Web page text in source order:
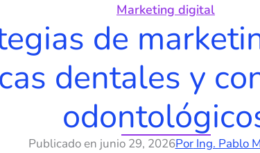
Marketing digital
de
dentales y
Publicado en junio 29, 2026PorIng. Pablo